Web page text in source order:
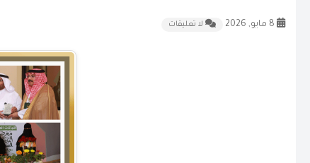
لا تعليقات